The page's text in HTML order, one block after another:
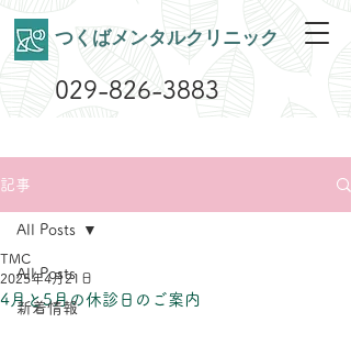
​つくばメンタルクリニック
029-826-3883
記事
All Posts
新着情報
All Posts
4月と5月の休診日のご案内
TMC
2025年4月21日